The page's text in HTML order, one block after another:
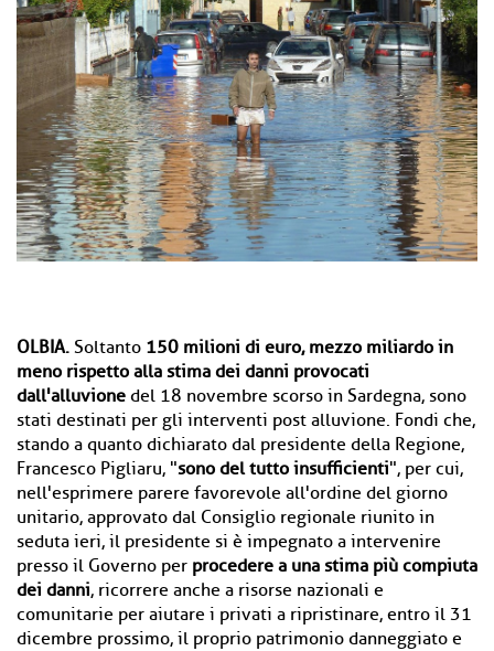
OLBIA. Soltanto 150 milioni di euro, mezzo miliardo in
meno rispetto alla stima dei danni provocati
dall'alluvione del 18 novembre scorso in Sardegna, sono
stati destinati per gli interventi post alluvione. Fondi che,
stando a quanto dichiarato dal presidente della Regione,
Francesco Pigliaru, "sono del tutto insufficienti", per cui,
nell'esprimere parere favorevole all'ordine del giorno
unitario, approvato dal Consiglio regionale riunito in
seduta ieri, il presidente si è impegnato a intervenire
presso il Governo per procedere a una stima più compiuta
dei danni, ricorrere anche a risorse nazionali e
comunitarie per aiutare i privati a ripristinare, entro il 31
dicembre prossimo, il proprio patrimonio danneggiato e